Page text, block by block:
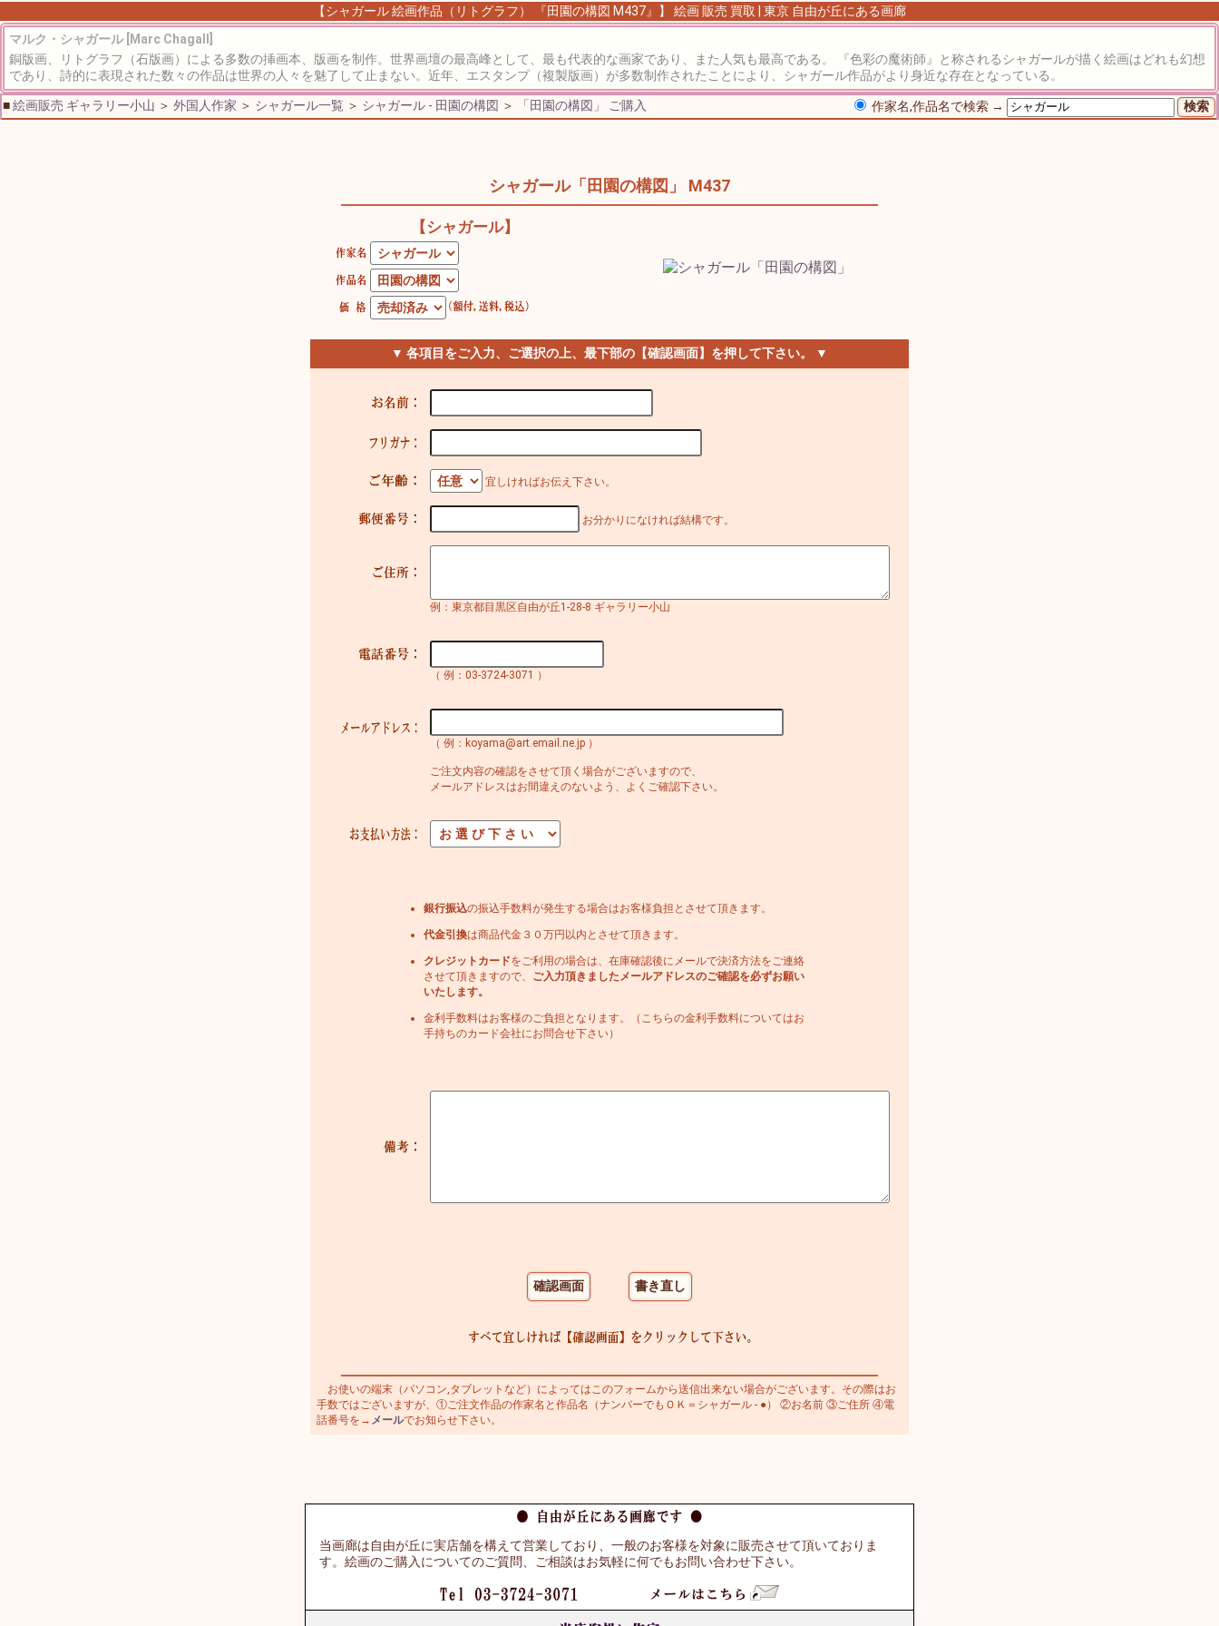
【シャガール 絵画作品（リトグラフ） 『田園の構図 M437』】 絵画 販売 買取 | 東京 自由が丘にある画廊
マルク・シャガール [Marc Chagall]
銅版画、リトグラフ（石版画）による多数の挿画本、版画を制作。世界画壇の最高峰として、最も代表的な画家であり、また人気も最高である。 『色彩の魔術師』と称されるシャガールが描く絵画はどれも幻想
であり、詩的に表現された数々の作品は世界の人々を魅了して止まない。近年、エスタンプ（複製版画）が多数制作されたことにより、シャガール作品がより身近な存在となっている。
■絵画販売 ギャラリー小山 ＞ 外国人作家 ＞ シャガール一覧 ＞ シャガール - 田園の構図 ＞ 「田園の構図」 ご購入 作家名,作品名で検索 →
シャガール「田園の構図」 M437
【シャガール】
▼ 各項目をご入力、ご選択の上、最下部の【確認画面】を押して下さい。 ▼
宜しければお伝え下さい。
お分かりになければ結構です。
例：東京都目黒区自由が丘1-28-8 ギャラリー小山
（ 例：03-3724-3071 ）
（ 例：koyama@art.email.ne.jp ）
ご注文内容の確認をさせて頂く場合がございますので、
メールアドレスはお間違えのないよう、よくご確認下さい。
銀行振込の振込手数料が発生する場合はお客様負担とさせて頂きます。
代金引換は商品代金３０万円以内とさせて頂きます。
クレジットカードをご利用の場合は、在庫確認後にメールで決済方法をご連絡
させて頂きますので、 ご入力頂きましたメールアドレスのご確認を必ずお願い
いたします。
金利手数料はお客様のご負担となります。（こちらの金利手数料についてはお
手持ちのカード会社にお問合せ下さい）
お使いの端末（パソコン,タブレットなど）によってはこのフォームから送信出来ない場合がございます。その際はお
手数ではございますが、①ご注文作品の作家名と作品名（ナンバーでもＯＫ＝シャガール - ●） ②お名前 ③ご住所 ④電
話番号を→ メールでお知らせ下さい。
当画廊は自由が丘に実店舗を構えて営業しており、一般のお客様を対象に販売させて頂いておりま
す。絵画のご購入についてのご質問、ご相談はお気軽に何でもお問い合わせ下さい。